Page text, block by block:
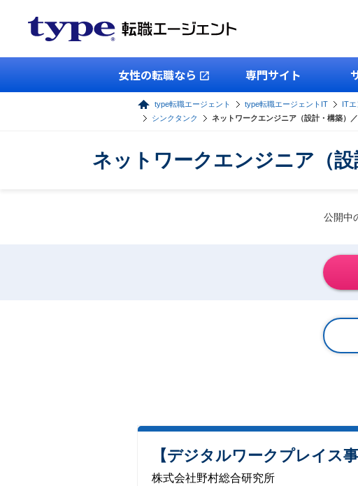
女性の転職なら 専門サイト
type転職エージェント type転職エージェントIT IT
シンクタンク
ネットワークエンジニア（設計・構築）
ネットワークエンジニア（
公開中
【デジタルワークプレイス
株式会社野村総合研究所